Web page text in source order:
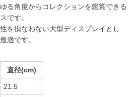
る角度からコレクションを鑑賞できる
です。
を損なわない大型ディスプレイとし
適です。
直径(cm)
21.5